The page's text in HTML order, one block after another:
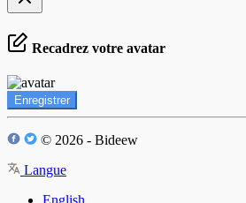
Recadrez votre avatar
Enregistrer
© 2026 - Bideew
Langue